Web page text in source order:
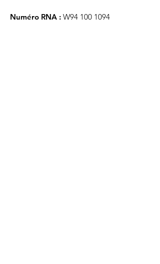
Numéro RNA : W94 100 1094